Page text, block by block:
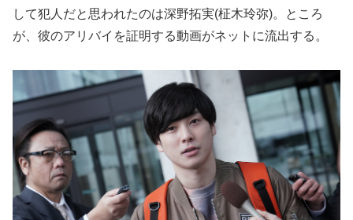
して犯人だと思われたのは深野拓実(柾木玲弥)。ところ
が、彼のアリバイを証明する動画がネットに流出する。